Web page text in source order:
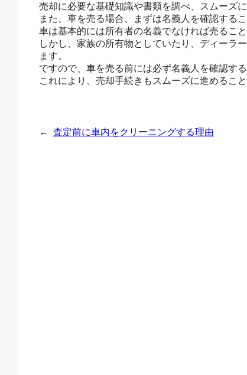
売却に必要な基礎知識や書類を調べ、スムーズ
また、車を売る場合、まずは名義人を確認するこ
車は基本的には所有者の名義でなければ売ること
しかし、家族の所有物としていたり、ディーラ
ます。
ですので、車を売る前には必ず名義人を確認す
これにより、売却手続きもスムーズに進めること
← 査定前に車内をクリーニングする理由